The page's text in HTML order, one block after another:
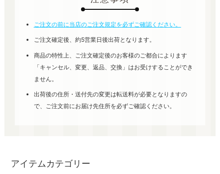
ご注文の前に当店のご注文規定を必ずご確認ください。
ご注文確定後、約5営業日後出荷となります。
商品の特性上、ご注文確定後のお客様のご都合によります
「キャンセル、変更、返品、交換」はお受けすることができ
ません。
出荷後の住所・送付先の変更は転送料が必要となりますの
で、ご注文前にお届け先住所を必ずご確認ください。
アイテムカテゴリー